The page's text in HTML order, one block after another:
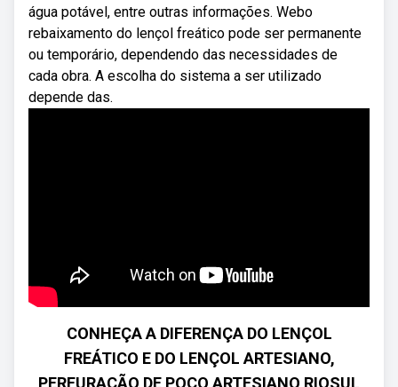
água potável, entre outras informações. Webo
rebaixamento do lençol freático pode ser permanente
ou temporário, dependendo das necessidades de
cada obra. A escolha do sistema a ser utilizado
depende das.
CONHEÇA A DIFERENÇA DO LENÇOL
FREÁTICO E DO LENÇOL ARTESIANO,
PERFURAÇÃO DE POÇO ARTESIANO RIOSUL